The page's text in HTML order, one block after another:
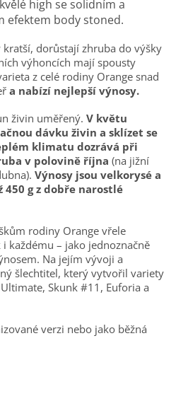
high se solidním a
efektem body stoned.
dorůstají zhruba do výšky
výhoncích mají spousty
z celé rodiny Orange snad
a nabízí nejlepší výnosy.
živin uměřený. V květu
dávku živin a sklízet se
klimatu dozrává při
v polovině října (na jižní
Výnosy jsou velkorysé a
450 g z dobře narostlé
rodiny Orange vřele
každému – jako jednoznačně
Na jejím vývoji a
šlechtitel, který vytvořil variety
Skunk #11, Euforia a
verzi nebo jako běžná